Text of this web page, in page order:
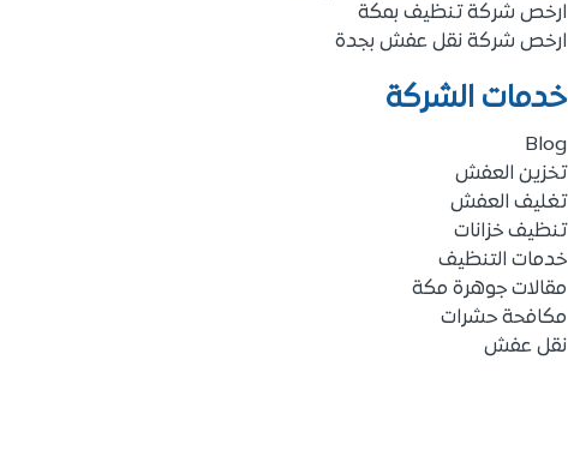
ارخص شركة تنظيف بمكة
ارخص شركة نقل عفش بجدة
خدمات الشركة
Blog
تخزين العفش
تغليف العفش
تنظيف خزانات
خدمات التنظيف
مقالات جوهرة مكة
مكافحة حشرات
نقل عفش